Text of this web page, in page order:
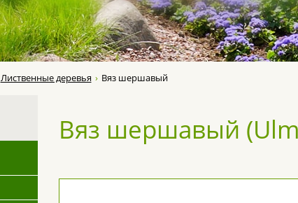
Лиственные деревья Вяз шершавый
Вяз шершавый